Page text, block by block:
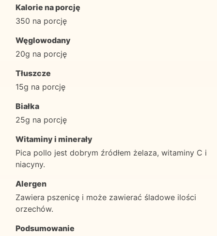
Kalorie na porcję
350 na porcję
Węglowodany
20g na porcję
Tłuszcze
15g na porcję
Białka
25g na porcję
Witaminy i minerały
Pica pollo jest dobrym źródłem żelaza, witaminy C i
niacyny.
Alergen
Zawiera pszenicę i może zawierać śladowe ilości
orzechów.
Podsumowanie